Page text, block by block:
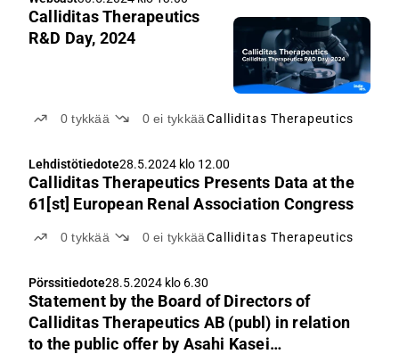
Calliditas Therapeutics
R&D Day, 2024
0tykkää 0ei tykkääCalliditas Therapeutics
Lehdistötiedote28.5.2024 klo 12.00
Calliditas Therapeutics Presents Data at the
61[st] European Renal Association Congress
0tykkää 0ei tykkääCalliditas Therapeutics
Pörssitiedote28.5.2024 klo 6.30
Statement by the Board of Directors of
Calliditas Therapeutics AB (publ) in relation
to the public offer by Asahi Kasei